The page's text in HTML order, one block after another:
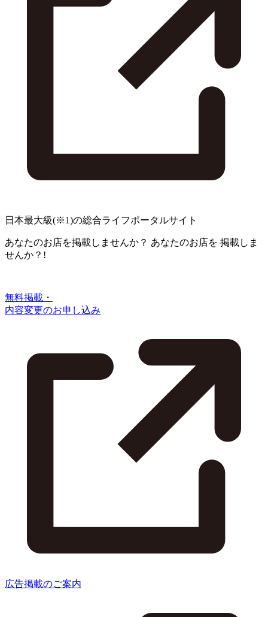
日本最大級(※1)の総合ライフポータルサイト
あなたのお店を掲載しませんか？ あなたのお店を 掲載しま
せんか？!
無料掲載・
内容変更のお申し込み
広告掲載のご案内